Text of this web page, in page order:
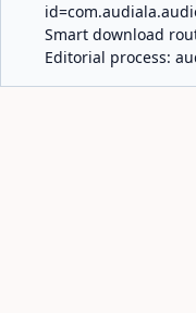
Smart download
Editorial process: